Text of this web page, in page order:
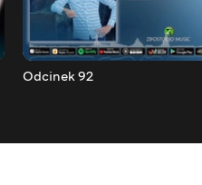
Odcinek 92